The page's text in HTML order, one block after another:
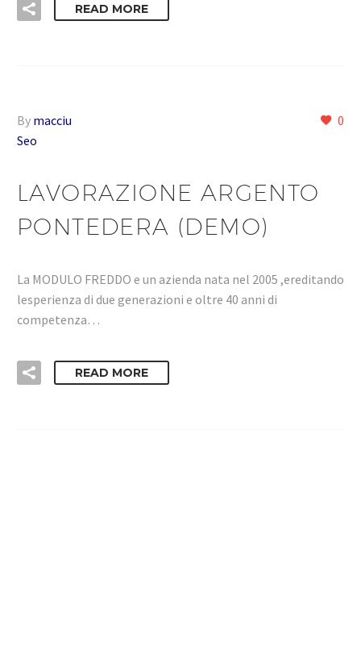
READ MORE
0
By macciu
Seo
LAVORAZIONE ARGENTO
PONTEDERA (DEMO)
La MODULO FREDDO e un azienda nata nel 2005 ,ereditando
lesperienza di due generazioni e oltre 40 anni di
competenza…
READ MORE